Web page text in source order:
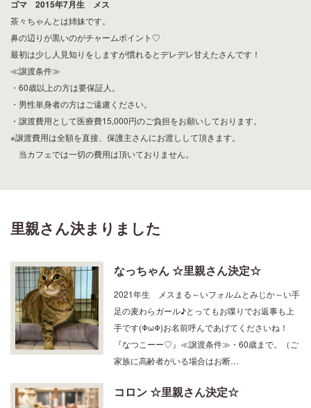
茶々ちゃんとは姉妹です。
鼻の辺りが黒いのがチャームポイント♡
最初は少し人見知りをしますが慣れるとデレデレ甘えたさんです！
≪譲渡条件≫
・60歳以上の方は要保証人。
・男性単身者の方はご遠慮ください。
・譲渡費用として医療費15,000円のご負担をお願いしております。
※譲渡費用は全額を直接、保護主さんにお渡しして頂きます。
当カフェでは一切の費用は頂いておりません。
2021年生 メスまる～いフォルムとみじか～い手
足の麦わらガール♪とってもお喋りでお返事も上
手です(ΦωΦ)お名前呼んであげてくださいね！
『なつこーー♡』≪譲渡条件≫・60歳まで。（ご
家族に高齢者がいる場合はお断…
2023年4月生 オスわんぱく茶トラボーイ